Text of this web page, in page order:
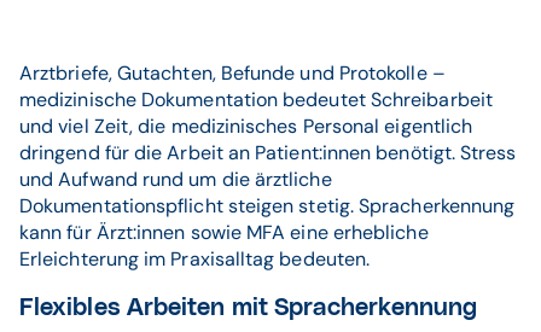
Arztbriefe, Gutachten, Befunde und Protokolle –
medizinische Dokumentation bedeutet Schreibarbeit
und viel Zeit, die medizinisches Personal eigentlich
dringend für die Arbeit an Patient:innen benötigt. Stress
und Aufwand rund um die ärztliche
Dokumentationspflicht steigen stetig. Spracherkennung
kann für Ärzt:innen sowie MFA eine erhebliche
Erleichterung im Praxisalltag bedeuten.
Flexibles Arbeiten mit Spracherkennung